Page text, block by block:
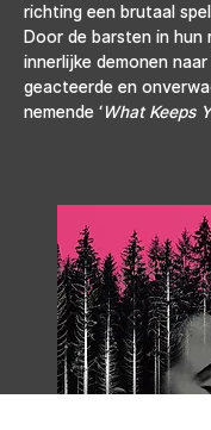
richting een brutaal
Door de barsten in hun
innerlijke demonen
geacteerde en
nemende ‘What Keeps